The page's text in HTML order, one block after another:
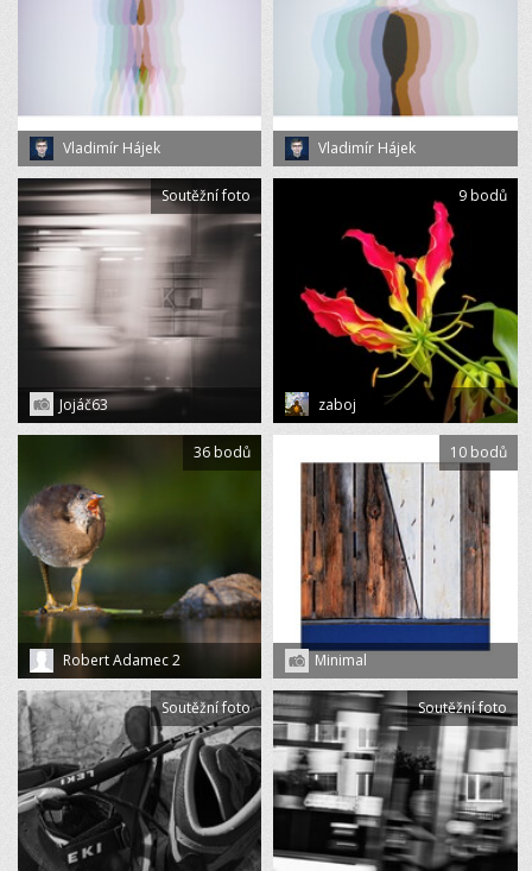
Vladimír Hájek Vladimír Hájek
Jojáč63
Soutěžní foto
zaboj
9 bodů
Robert Adamec 2
36 bodů
Minimal
10 bodů
Soutěžní foto Soutěžní foto